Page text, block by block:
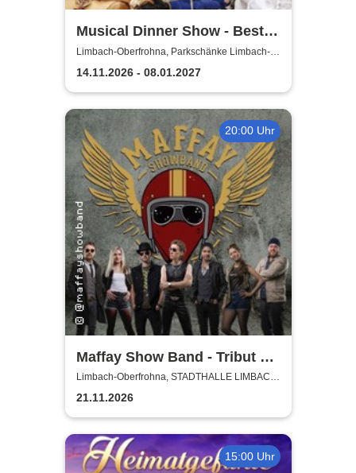
Musical Dinner Show - Best
of Musicals
Limbach-Oberfrohna, Parkschänke Limbach-
Oberfrohna
14.11.2026 - 08.01.2027
20:00 Uhr
Maffay Show Band - Tribut an
Peter Maffay
Limbach-Oberfrohna, STADTHALLE LIMBACH-
OBERFROHNA
21.11.2026
15:00 Uhr